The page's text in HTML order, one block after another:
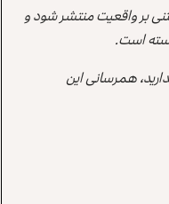
بر واقعیت منتشر شود و
است.
همرسانی این